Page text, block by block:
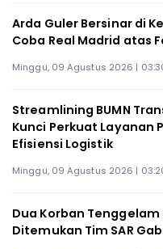
Arda Guler Bersinar di
Coba Real Madrid atas
Minggu, 09 Agustus 2026 |
Streamlining BUMN
Kunci Perkuat Layanan
Efisiensi Logistik
Minggu, 09 Agustus 2026 |
Dua Korban Tenggelam
Ditemukan Tim SAR